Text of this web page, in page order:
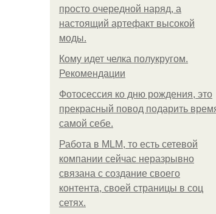
просто очередной наряд, а
настоящий артефакт высокой
моды.
Кому идет челка полукругом.
Рекомендации
Фотосессия ко дню рождения, это
прекрасный повод подарить
самой себе.
Работа в MLM, то есть сетевой
компании сейчас неразрывно
связана с создание своего
контента, своей страницы в соц
сетях.